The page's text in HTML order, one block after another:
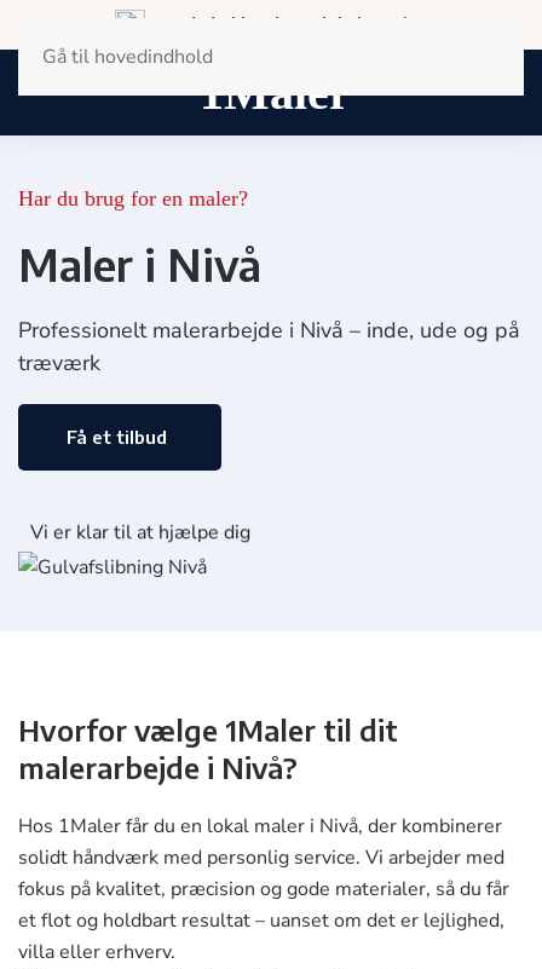
Gå til hovedindhold
Landsdækkende og lokal service
Har du brug for en maler?
Maler i Nivå
Professionelt malerarbejde i Nivå – inde, ude og på
træværk
Få et tilbud
Vi er klar til at hjælpe dig
Hvorfor vælge 1Maler til dit
malerarbejde i Nivå?
Hos 1Maler får du en lokal maler i Nivå, der kombinerer
solidt håndværk med personlig service. Vi arbejder med
fokus på kvalitet, præcision og gode materialer, så du får
et flot og holdbart resultat – uanset om det er lejlighed,
villa eller erhverv.